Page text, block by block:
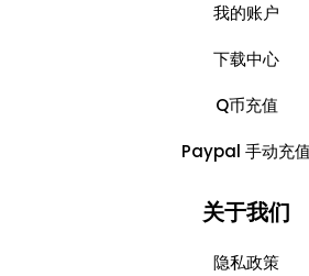
我的账户
下载中心
Q币充值
Paypal 手动充
关于我们
隐私政策